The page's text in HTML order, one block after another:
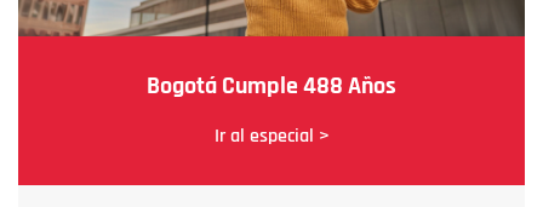
Bogotá Cumple 488 Años
Ir al especial >